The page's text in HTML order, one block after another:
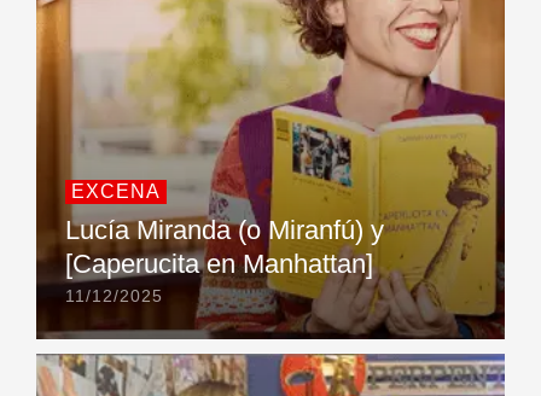
EXCENA
Lucía Miranda (o Miranfú) y
[Caperucita en Manhattan]
11/12/2025